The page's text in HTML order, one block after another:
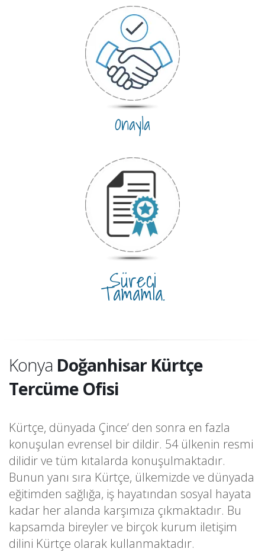
Onayla
Süreci
Tamamla.
Konya Doğanhisar Kürtçe
Tercüme Ofisi
Kürtçe, dünyada Çince‘ den sonra en fazla
konuşulan evrensel bir dildir. 54 ülkenin resmi
dilidir ve tüm kıtalarda konuşulmaktadır.
Bunun yanı sıra Kürtçe, ülkemizde ve dünyada
eğitimden sağlığa, iş hayatından sosyal hayata
kadar her alanda karşımıza çıkmaktadır. Bu
kapsamda bireyler ve birçok kurum iletişim
dilini Kürtçe olarak kullanmaktadır.